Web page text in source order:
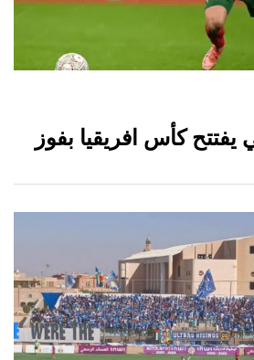
يفتتح كأس افريقيا بفوز